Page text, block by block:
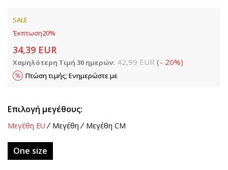
SALE
Έκπτωση20%
34,39 EUR
Χαμηλότερη Τιμή 30 ημερών: 42,99 EUR (- 20%)
Πτώση τιμής; Ενημερώστε με
Επιλογή μεγέθους:
Μεγέθη EU Μεγέθη Μεγέθη CM
One size